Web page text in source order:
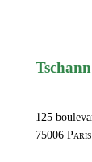
125
75006 Paris